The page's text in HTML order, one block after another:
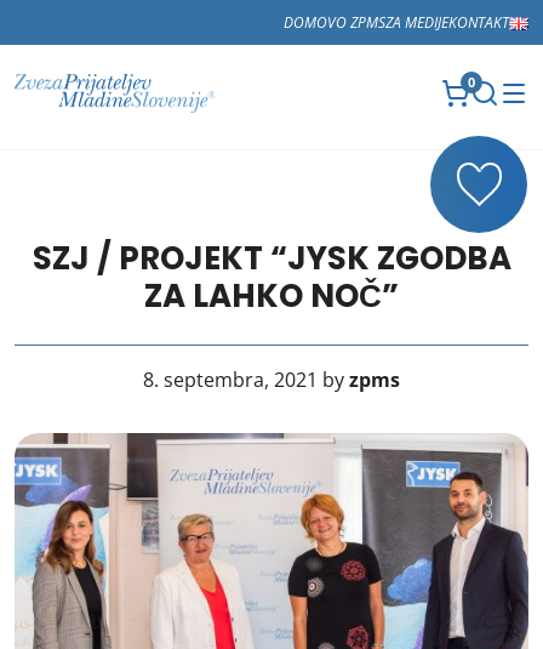
DOMOVO ZPMSZA MEDIJEKONTAKT
0
SZJ / PROJEKT “JYSK ZGODBA
ZA LAHKO NOČ”
8. septembra, 2021 byzpms